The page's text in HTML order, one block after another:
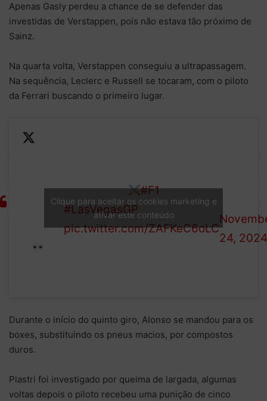
Apenas Gasly perdeu a chance de se defender das
investidas de Verstappen, pois não estava tão próximo de
Sainz.
Na quarta volta, Verstappen conseguiu a ultrapassagem.
Na sequência, Leclerc e Russell se tocaram, com o piloto
da Ferrari buscando o primeiro lugar.
5/50
angle
close!
for the lead
#F1
#LasVegasGP
pic.twitter.com/ZAFKeC6oLC
24, 2024
Clique para aceitar os cookies marketing e
ativar este conteúdo
Durante o início do quinto giro, Alonso se mandou para os
boxes, substituindo os pneus macios, por compostos
duros.
Piastri foi investigado por queima de largada, algumas
voltas depois o piloto recebeu uma punição de cinco